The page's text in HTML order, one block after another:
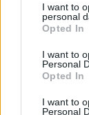
I want to
personal
Opted In
I want to
Personal
Opted In
I want to
Personal
PACE
Acțiunea
PDF
PUSL (D.
PNȚCD